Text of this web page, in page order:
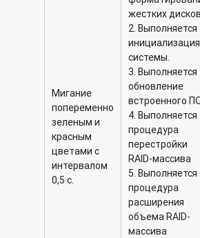
Мигание
попеременно
зеленым и
красным
цветами с
интервалом
0,5 с.
жестких
2. Выполняется
инициализация
системы.
3. Выполняется
обновление
встроенного
4. Выполняется
процедура
перестройки
RAID-массива
5. Выполняется
процедура
расширения
объема RAID-
массива